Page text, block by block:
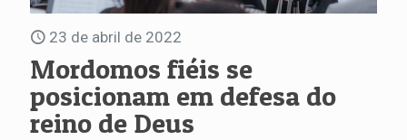
23 de abril de 2022
Mordomos fiéis se
posicionam em defesa do
reino de Deus